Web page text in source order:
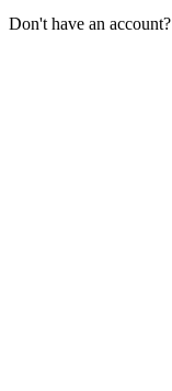
Don't have an account?